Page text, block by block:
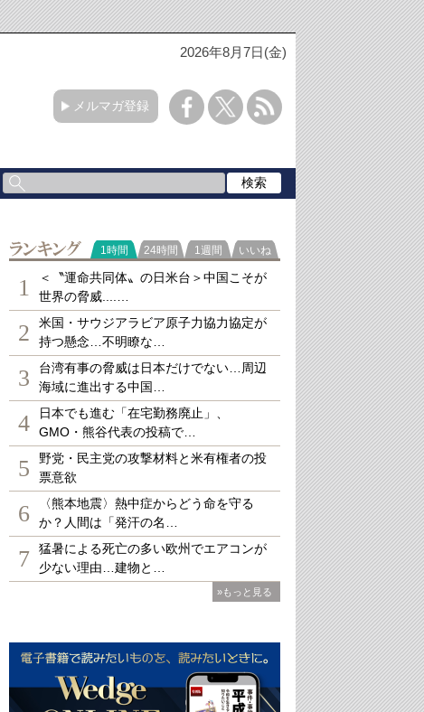
2026年8月7日(金)
メルマガ登録
ランキング
1時間 24時間 1週間 いいね
1
＜〝運命共同体〟の日米台＞中国こそが
世界の脅威....…
2
米国・サウジアラビア原子力協力協定が
持つ懸念…不明瞭な…
3
台湾有事の脅威は日本だけでない…周辺
海域に進出する中国…
4
日本でも進む「在宅勤務廃止」、
GMO・熊谷代表の投稿で…
5
野党・民主党の攻撃材料と米有権者の投
票意欲
6
〈熊本地震〉熱中症からどう命を守る
か？人間は「発汗の名…
7
猛暑による死亡の多い欧州でエアコンが
少ない理由…建物と…
»もっと見る